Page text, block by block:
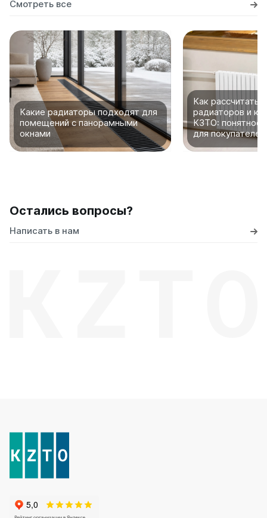
Смотреть все
Какие радиаторы подходят для
помещений с панорамными
окнами
Как рассчитать
радиаторов и
КЗТО: понятное
для покупателей
Остались вопросы?
Написать в нам